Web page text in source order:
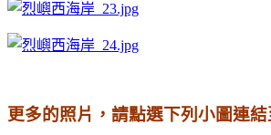
更多的照片，請點選下列小圖連